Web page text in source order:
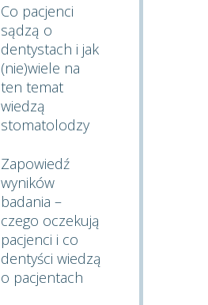
Co pacjenci
sądzą o
dentystach i jak
(nie)wiele na
ten temat
wiedzą
stomatolodzy
Zapowiedź
wyników
badania –
czego oczekują
pacjenci i co
dentyści wiedzą
o pacjentach